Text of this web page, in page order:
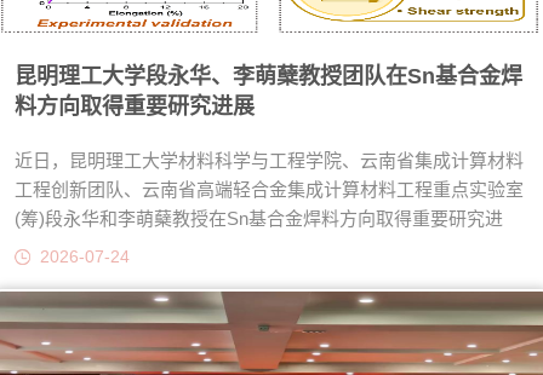
昆明理工大学段永华、李萌蘖教授团队在Sn基合金焊
料方向取得重要研究进展
近日，昆明理工大学材料科学与工程学院、云南省集成计算材料
工程创新团队、云南省高端轻合金集成计算材料工程重点实验室
(筹)段永华和李萌蘖教授在Sn基合金焊料方向取得重要研究进
展，相关研究成果分别发表在《ActaMaterialia》、
《JournalofMaterialsScience&Technology》和《RareMetals》
上。成果一：采用主动学习策略和密度泛函理论，对Sn-Ag-Cu
基多元合金焊料的成分与性能进行了设计、测试和优化。...
2026-07-24